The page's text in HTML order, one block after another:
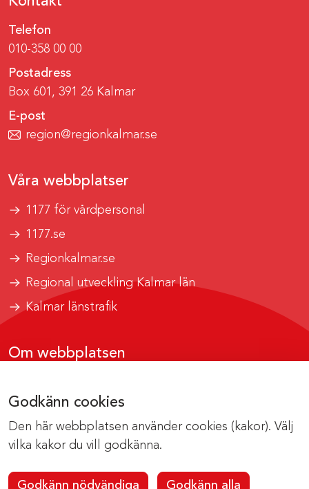
Godkänn cookies
Den här webbplatsen använder cookies (kakor). Välj
vilka kakor du vill godkänna.
Godkänn nödvändiga Godkänn alla
Telefon
010-358 00 00
Postadress
Box 601, 391 26 Kalmar
E-post
region@regionkalmar.se
Våra webbplatser
1177 för vårdpersonal
1177.se
Regionkalmar.se
Regional utveckling Kalmar län
Kalmar länstrafik
Om webbplatsen
Om cookies
Kontakta webbredaktionen